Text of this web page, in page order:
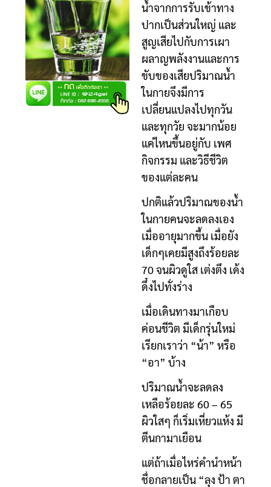
น้ำจากการรับเข้าทาง
ปากเป็นส่วนใหญ่ และ
สูญเสียไปกับการเผา
ผลาญพลังงานและการ
ขับของเสียปริมาณน้ำ
ในกายจึงมีการ
เปลี่ยนแปลงไปทุกวัน
และทุกวัย จะมากน้อย
แค่ไหนขึ้นอยู่กับ เพศ
กิจกรรม และวิธีชีวิต
ของแต่ละคน
ปกติแล้วปริมาณของน้ำ
ในกายคนจะลดลงเอง
เมื่ออายุมากขึ้น เมื่อยัง
เด็กๆเคยมีสูงถึงร้อยละ
70 จนผิวดูใส เต่งตึง เด้ง
ดึ๋งไปทั่งร่าง
เมื่อเดินทางมาเกือบ
ค่อนชีวิต มีเด็กรุ่นใหม่
เรียกเราว่า “น้า” หรือ
“อา” บ้าง
ปริมาณน้ำจะลดลง
เหลือร้อยละ 60 – 65
ผิวใสๆ ก็เริ่มเหี่ยวแห้ง มี
ตีนกามาเยือน
แต่ถ้าเมื่อไหร่คำนำหน้า
ชื่อกลายเป็น “ลุง ป้า ตา